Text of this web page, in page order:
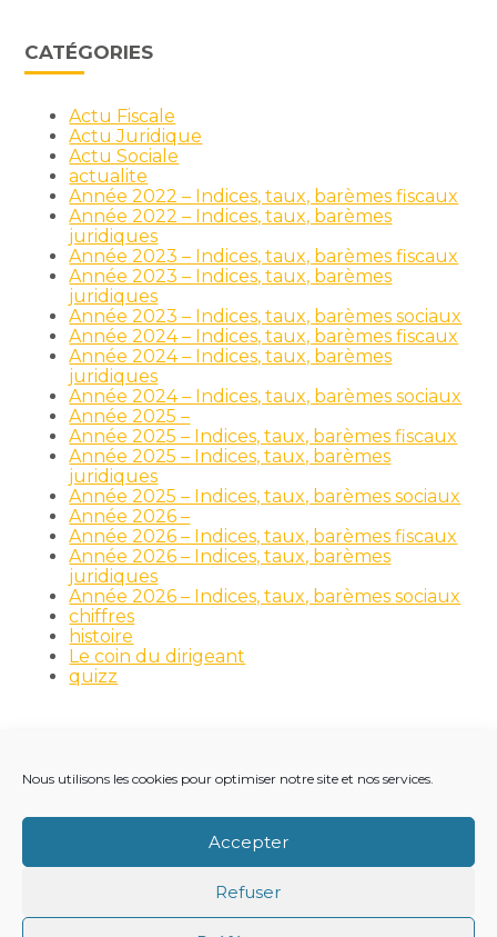
Nous utilisons les cookies pour optimiser notre site et nos services.
Accepter
Refuser
CATÉGORIES
Actu Fiscale
Actu Juridique
Actu Sociale
actualite
Année 2022 – Indices, taux, barèmes fiscaux
Année 2022 – Indices, taux, barèmes
juridiques
Année 2023 – Indices, taux, barèmes fiscaux
Année 2023 – Indices, taux, barèmes
juridiques
Année 2023 – Indices, taux, barèmes sociaux
Année 2024 – Indices, taux, barèmes fiscaux
Année 2024 – Indices, taux, barèmes
juridiques
Année 2024 – Indices, taux, barèmes sociaux
Année 2025 –
Année 2025 – Indices, taux, barèmes fiscaux
Année 2025 – Indices, taux, barèmes
juridiques
Année 2025 – Indices, taux, barèmes sociaux
Année 2026 –
Année 2026 – Indices, taux, barèmes fiscaux
Année 2026 – Indices, taux, barèmes
juridiques
Année 2026 – Indices, taux, barèmes sociaux
chiffres
histoire
Le coin du dirigeant
quizz
Principale
RECRUTEMENT
NOTRE ACTUALITÉ
VIE DU CABINET
CONTACT